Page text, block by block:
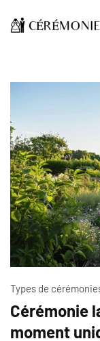
Types de
Cérémonie
moment